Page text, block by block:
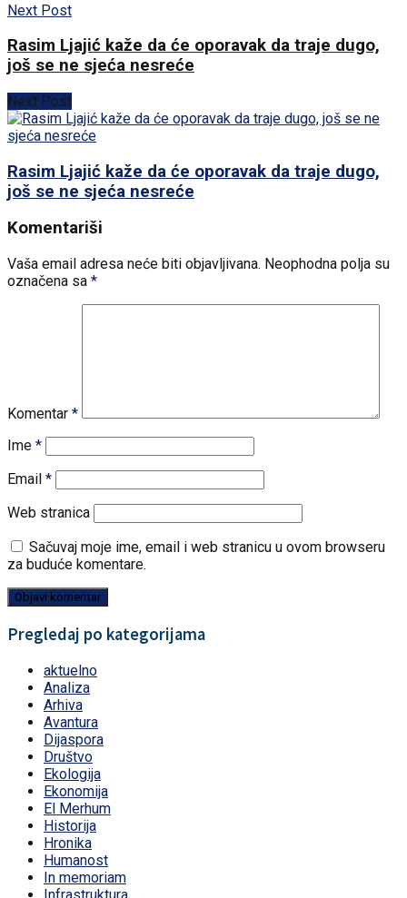
Next Post
Rasim Ljajić kaže da će oporavak da traje dugo,
još se ne sjeća nesreće
Next Post
Rasim Ljajić kaže da će oporavak da traje dugo,
još se ne sjeća nesreće
Komentariši
Vaša email adresa neće biti objavljivana. Neophodna polja su
označena sa *
Komentar *
Ime *
Email *
Web stranica
Sačuvaj moje ime, email i web stranicu u ovom browseru
za buduće komentare.
Pregledaj po kategorijama
aktuelno
Analiza
Arhiva
Avantura
Dijaspora
Društvo
Ekologija
Ekonomija
El Merhum
Historija
Hronika
Humanost
In memoriam
Infrastruktura